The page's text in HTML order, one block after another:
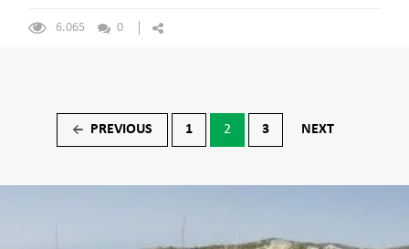
6.065 0
Navegación
entradas
← PREVIOUS 1 2 3 NEXT